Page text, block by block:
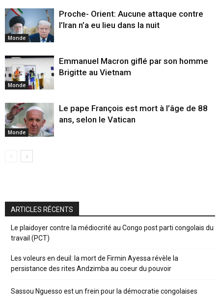
Monde
Proche- Orient: Aucune attaque contre
l’Iran n’a eu lieu dans la nuit
Monde
Emmanuel Macron giflé par son homme
Brigitte au Vietnam
Monde
Le pape François est mort à l’âge de 88
ans, selon le Vatican
ARTICLES RÉCENTS
Le plaidoyer contre la médiocrité au Congo post parti congolais du
travail (PCT)
Les voleurs en deuil: la mort de Firmin Ayessa révèle la
persistance des rites Andzimba au coeur du pouvoir
Sassou Nguesso est un frein pour la démocratie congolaises